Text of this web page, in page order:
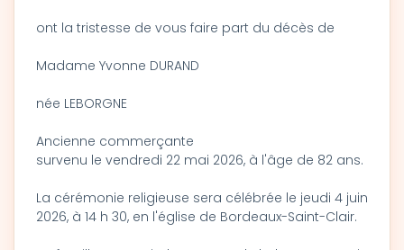
ont la tristesse de vous faire part du décès de
Madame Yvonne DURAND
née LEBORGNE
Ancienne commerçante
survenu le vendredi 22 mai 2026, à l'âge de 82 ans.
La cérémonie religieuse sera célébrée le jeudi 4 juin
2026, à 14 h 30, en l'église de Bordeaux-Saint-Clair.